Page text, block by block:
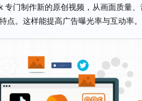
专门制作新的原创视频，从画面质量
点。这样能提高广告曝光率与互动率。